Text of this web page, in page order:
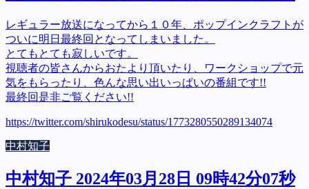
レギュラー放送になってから１０年、ポップインクラフトが
ついに明日最終回となってしまいました。
とてもとても寂しいです。
視聴者の皆さんからおたより頂いたり、ワークショップで元
気をもらったり、色んな思い出いっぱいの番組です!!
最終回是非ご覧ください!!
https://twitter.com/shirukodesu/status/1773280550289134074
中村知子
中村知子 2024年03月28日 09時42分07秒